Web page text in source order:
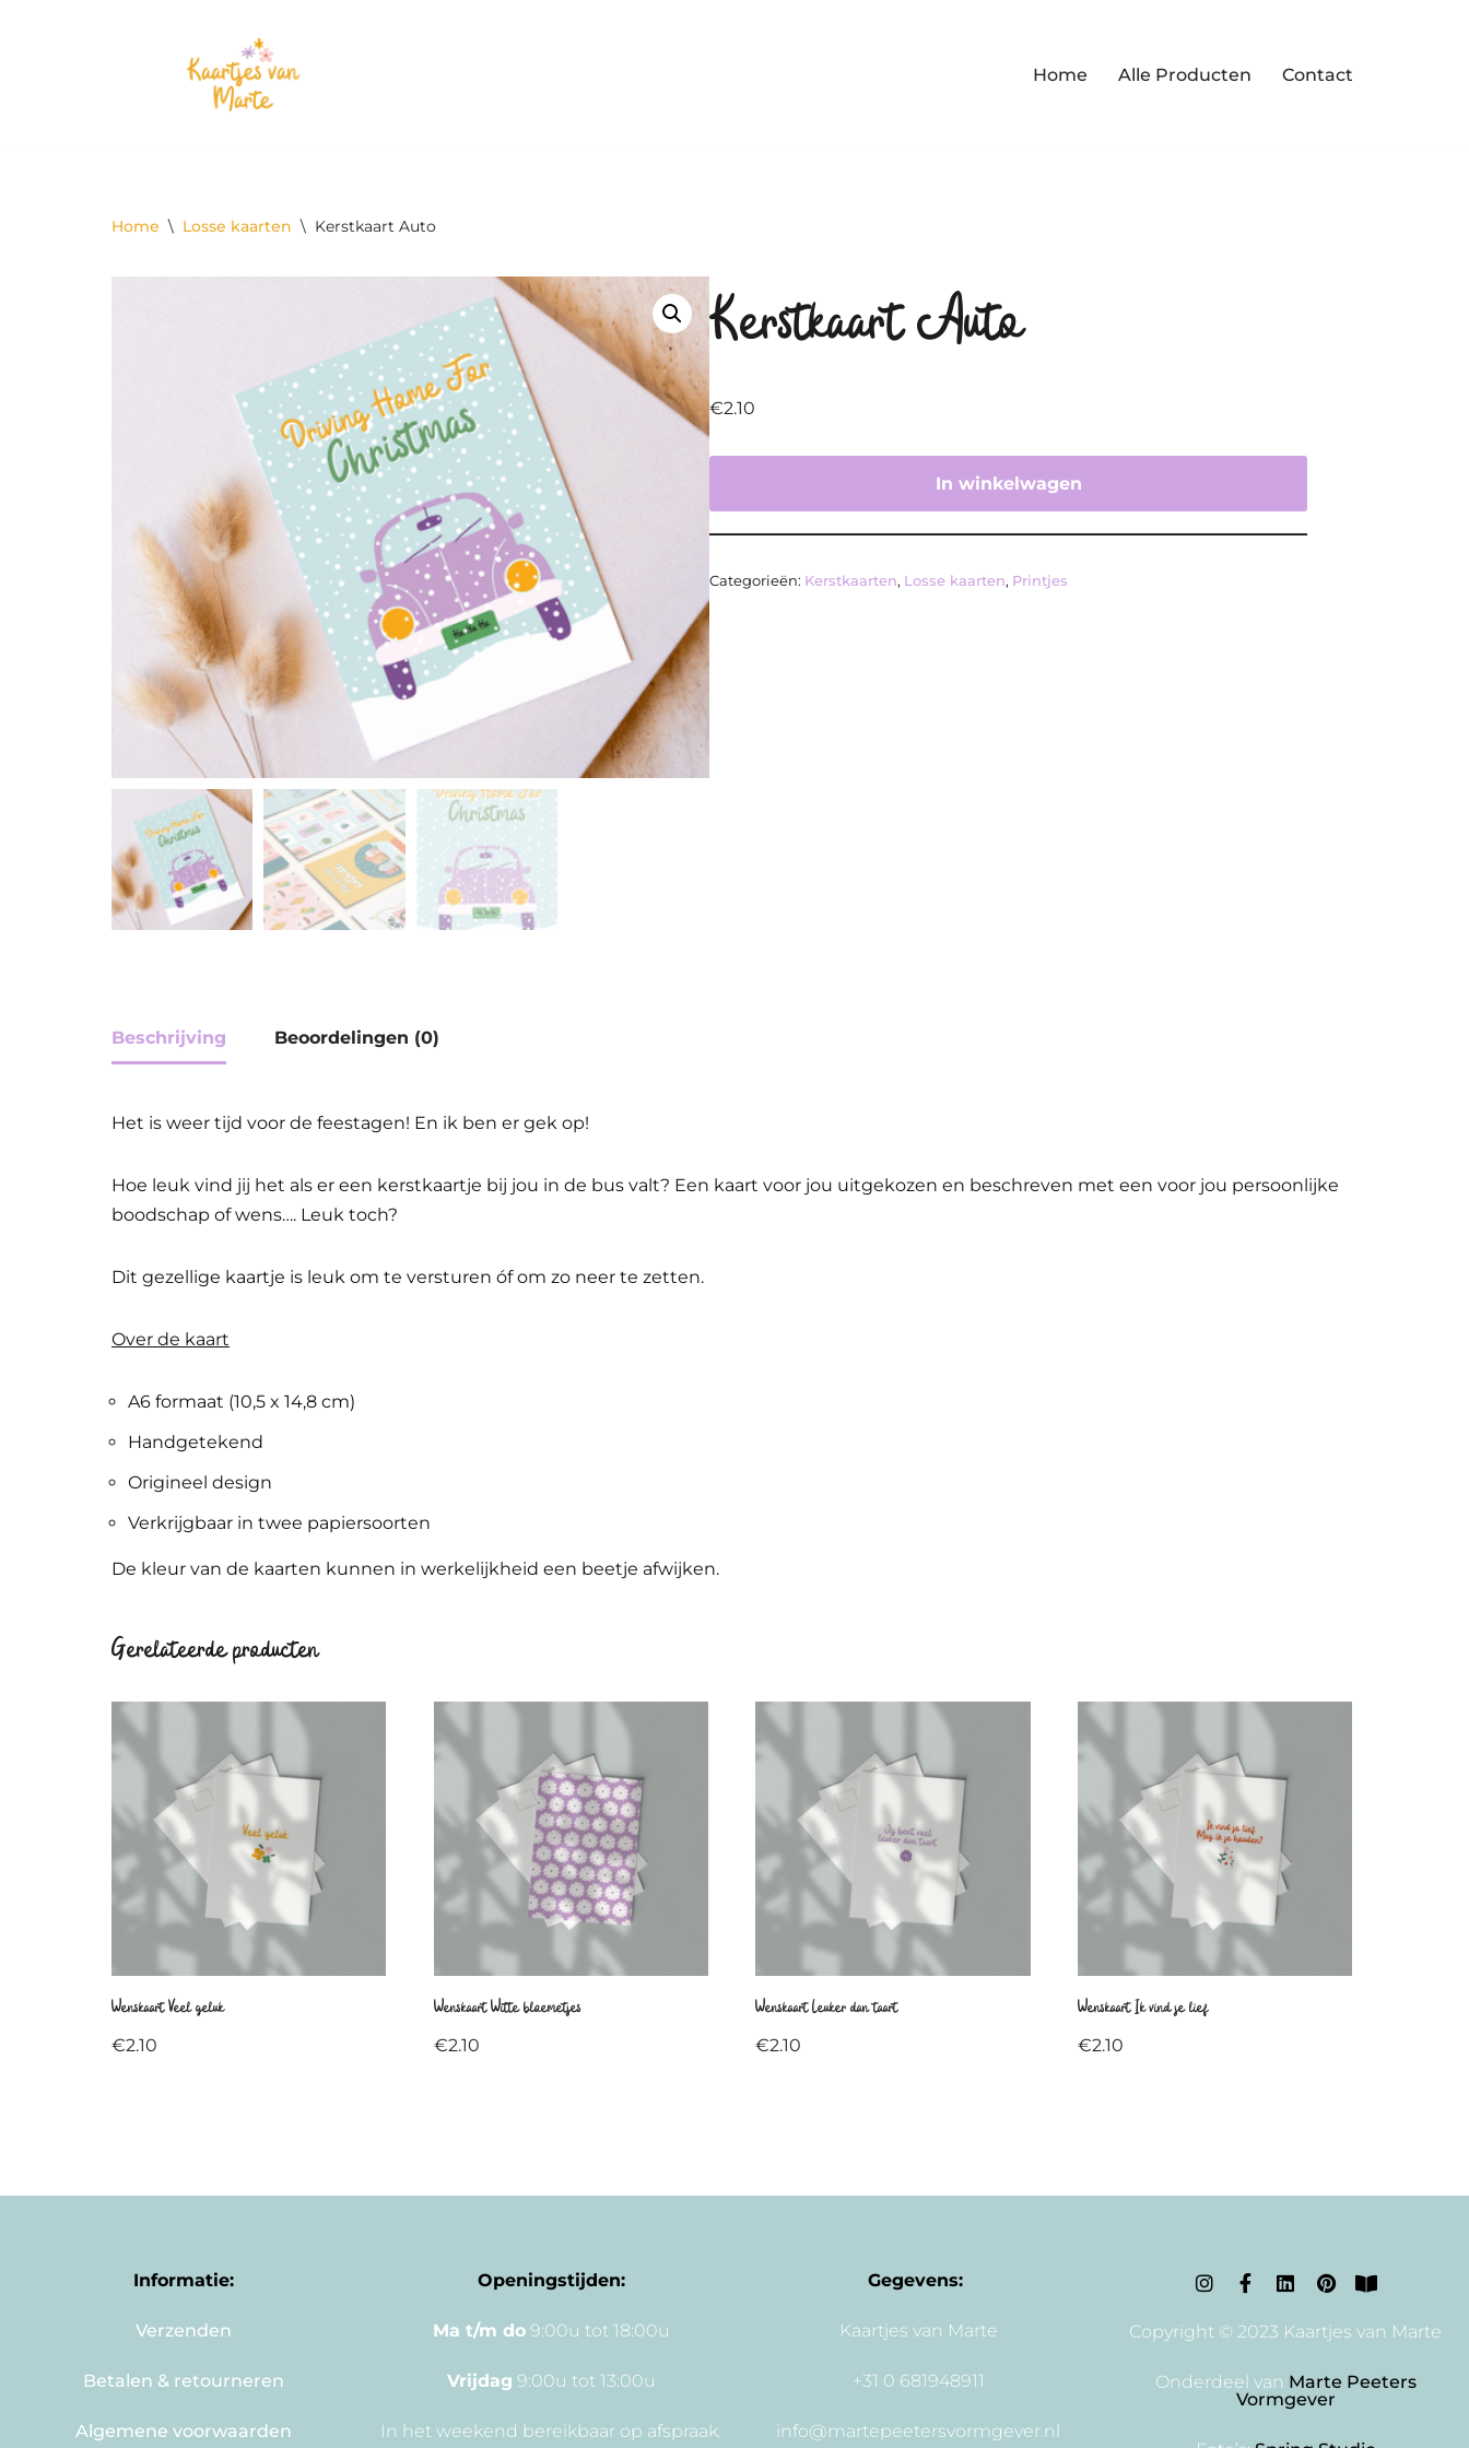
Home Alle Producten Contact
Home \ Losse kaarten \ Kerstkaart Auto
Kerstkaart Auto
€2.10
In winkelwagen
Categorieën: Kerstkaarten, Losse kaarten, Printjes
Beschrijving Beoordelingen (0)
Het is weer tijd voor de feestagen! En ik ben er gek op!
Hoe leuk vind jij het als er een kerstkaartje bij jou in de bus valt? Een kaart voor jou uitgekozen en beschreven met een voor jou persoonlijke
boodschap of wens…. Leuk toch?
Dit gezellige kaartje is leuk om te versturen óf om zo neer te zetten.
Over de kaart
A6 formaat (10,5 x 14,8 cm)
Handgetekend
Origineel design
Verkrijgbaar in twee papiersoorten
De kleur van de kaarten kunnen in werkelijkheid een beetje afwijken.
Gerelateerde producten
Wenskaart Veel geluk
€2.10
Wenskaart Witte bloemetjes
€2.10
Wenskaart Leuker dan taart
€2.10
Wenskaart Ik vind je lief
€2.10
Informatie:
Verzenden
Betalen & retourneren
Algemene voorwaarden
Openingstijden:
Ma t/m do9:00u tot 18:00u
Vrijdag 9:00u tot 13:00u
In het weekend bereikbaar op afspraak.
Gegevens:
Kaartjes van Marte
+31 0 681948911
info@martepeetersvormgever.nl
Copyright © 2023 Kaartjes van Marte
Onderdeel van Marte Peeters
Vormgever